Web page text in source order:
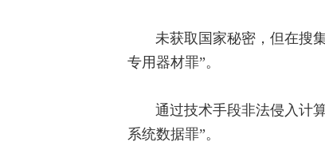
未获取国家秘密，但在搜
专用器材罪”。
通过技术手段非法侵入计
系统数据罪”。